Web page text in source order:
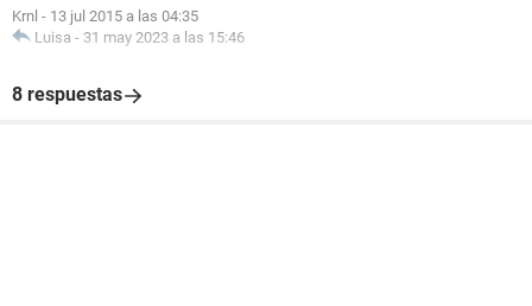
Krnl - 13 jul 2015 a las 04:35
Luisa - 31 may 2023 a las 15:46
8 respuestas